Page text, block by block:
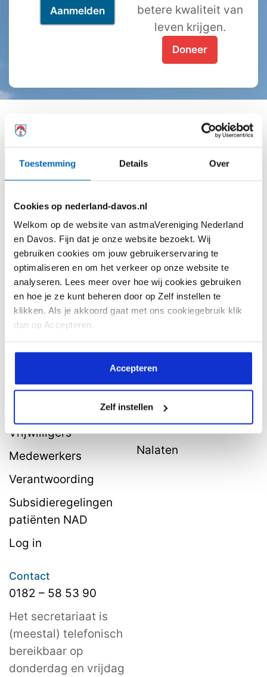
Toestemming Details Over
Cookies op nederland-davos.nl
Welkom op de website van astmaVereniging Nederland
en Davos. Fijn dat je onze website bezoekt. Wij
gebruiken cookies om jouw gebruikerservaring te
optimaliseren en om het verkeer op onze website te
analyseren. Lees meer over hoe wij cookies gebruiken
en hoe je ze kunt beheren door op Zelf instellen te
klikken. Als je akkoord gaat met ons cookiegebruik klik
dan op Accepteren.
Accepteren
Zelf instellen
betere kwaliteit van
leven krijgen.
Doneer
Feiten en Cijfers
Astma Actieplan
Informatiekaarten
Interessante websites
Vragen en antwoorden
Downloads
Ervaringsverhalen
Reactie! Magazine
Reactie! Online
Video's
Doelstelling
Vrijwilligers
Medewerkers
Verantwoording
Subsidieregelingen
patiënten NAD
Log in
Lid worden
Doneren
Doneren met
belastingvoordeel
Nalaten
Contact
0182 – 58 53 90
Het secretariaat is
(meestal) telefonisch
bereikbaar op
donderdag en vrijdag